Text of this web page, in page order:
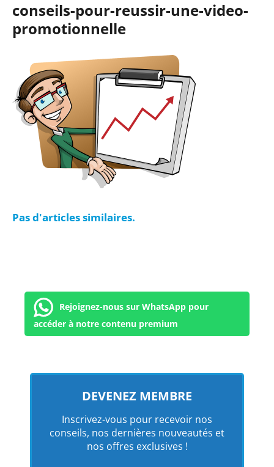
conseils-pour-reussir-une-video-
promotionnelle
Pas d'articles similaires.
Rejoignez-nous sur WhatsApp pour
accéder à notre contenu premium
DEVENEZ MEMBRE
Inscrivez-vous pour recevoir nos
conseils, nos dernières nouveautés et
nos offres exclusives !